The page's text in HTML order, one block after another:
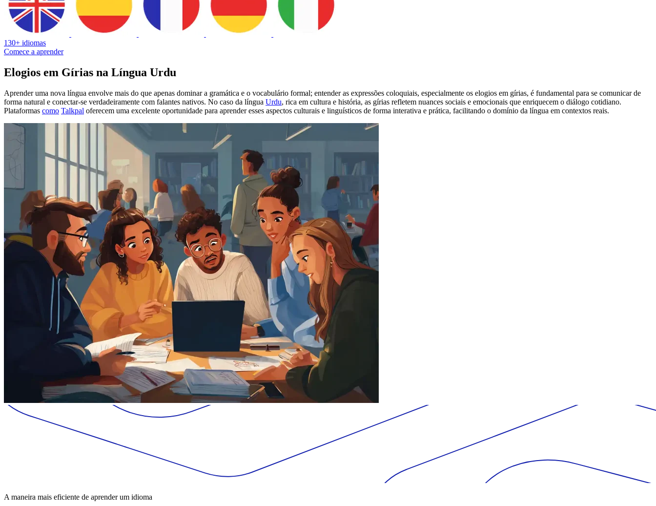
130+ idiomas
Comece a aprender
Elogios em Gírias na Língua Urdu
Aprender uma nova língua envolve mais do que apenas dominar a gramática e o vocabulário formal; entender as expressões coloquiais, especialmente os elogios em gírias, é fundamental para se comunicar de
forma natural e conectar-se verdadeiramente com falantes nativos. No caso da língua Urdu, rica em cultura e história, as gírias refletem nuances sociais e emocionais que enriquecem o diálogo cotidiano.
Plataformas como Talkpal oferecem uma excelente oportunidade para aprender esses aspectos culturais e linguísticos de forma interativa e prática, facilitando o domínio da língua em contextos reais.
A maneira mais eficiente de aprender um idioma